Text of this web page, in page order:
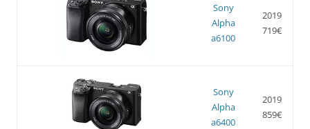
Sony
Alpha
a6100
2019
719€
Sony
Alpha
a6400
2019
859€